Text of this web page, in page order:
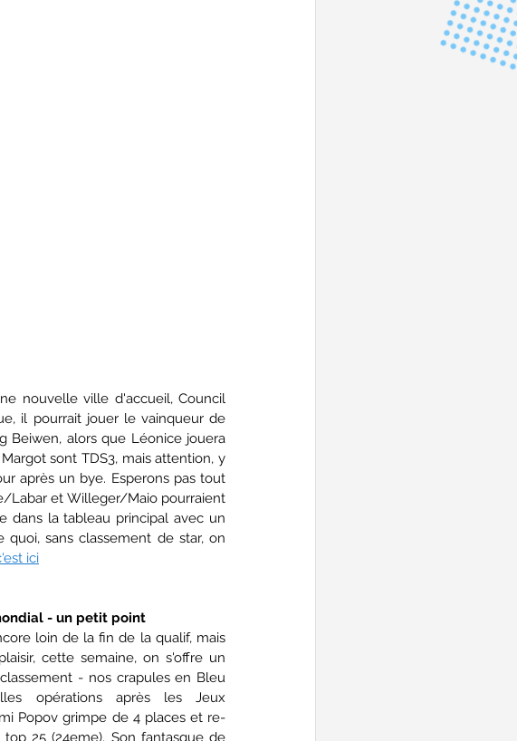
nouvelle ville d'accueil, Council
il pourrait jouer le vainqueur de
Beiwen, alors que Léonice jouera
sont TDS3, mais attention, y
après un bye. Esperons pas tout
Labar et Willeger/Maio pourraient
dans la tableau principal avec un
sans classement de star, on
ici
- un petit point
loin de la fin de la qualif, mais
cette semaine, on s'offre un
- nos crapules en Bleu
opérations après les Jeux
Popov grimpe de 4 places et re-
25 (24eme). Son fantasque de